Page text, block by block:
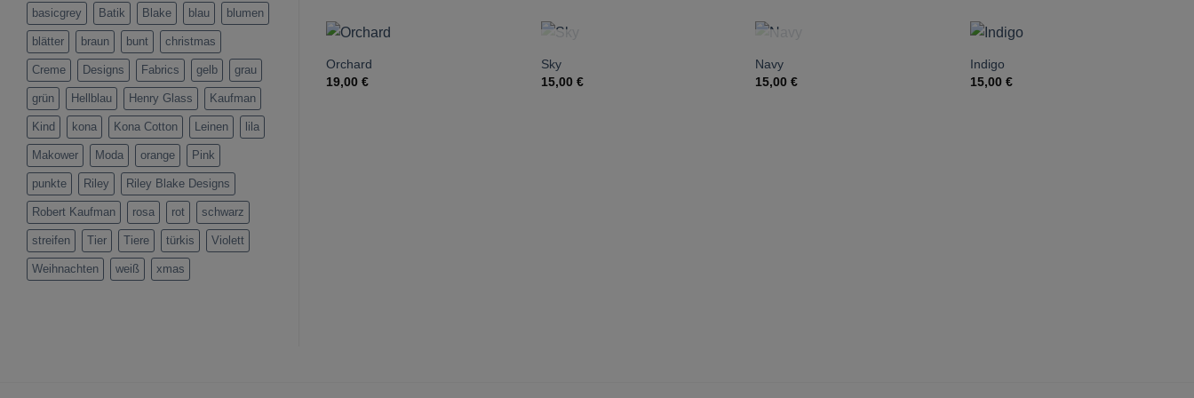
basicgrey Batik Blake blau blumen
blätter braun bunt christmas
Creme Designs Fabrics gelb grau
grün Hellblau Henry Glass Kaufman
Kind kona Kona Cotton Leinen lila
Makower Moda orange Pink
punkte Riley Riley Blake Designs
Robert Kaufman rosa rot schwarz
streifen Tier Tiere türkis Violett
Weihnachten weiß xmas
Orchard
19,00 €
Sky
15,00 €
Navy
15,00€
Indigo
15,00€